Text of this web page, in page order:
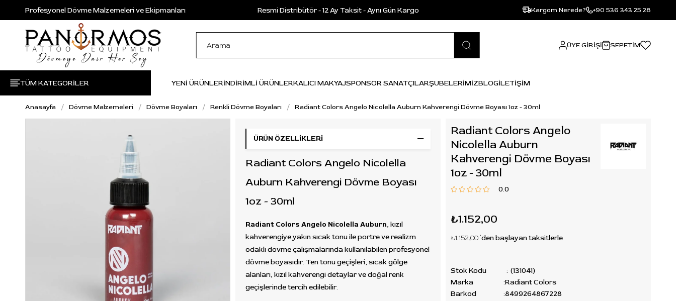
Profesyonel Dövme Malzemeleri ve Ekipmanları Resmi Distribütör - 12 Ay Taksit - Aynı Gün Kargo Kargom Nerede? +90 536 343 25 28
ÜYE GIRIŞI SEPETIM
TÜM KATEGORİLER YENİ ÜRÜNLERİNDİRİMLİ ÜRÜNLERKALICI MAKYAJSPONSOR SANATÇILARŞUBELERİMİZBLOGİLETİŞİM
Anasayfa Dövme Malzemeleri Dövme Boyaları Renkli Dövme Boyaları Radiant Colors Angelo Nicolella Auburn Kahverengi Dövme Boyası 1oz - 30ml
ÜRÜN ÖZELLIKLERI
Radiant Colors Angelo Nicolella
Auburn Kahverengi Dövme Boyası
1oz - 30ml
Radiant Colors Angelo Nicolella Auburn, kızıl
kahverengiye yakın sıcak tonu ile portre ve realizm
odaklı dövme çalışmalarında kullanılabilen profesyonel
dövme boyasıdır. Ten tonu geçişleri, sıcak gölge
alanları, kızıl kahverengi detaylar ve doğal renk
geçişlerinde tercih edilebilir.
Radiant Colors Angelo
Nicolella Auburn
Kahverengi Dövme Boyası
1oz - 30ml
0.0
₺1.152,00
₺1.152,00`den başlayan taksitlerle
Stok Kodu
(131041)
Marka
:Radiant Colors
Barkod
:8499264867228